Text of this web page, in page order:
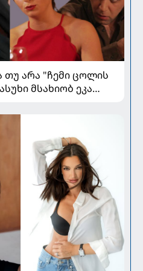
თუ არა "ჩემი ცოლის
მსახიობ ეკა